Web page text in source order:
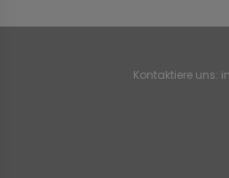
Kontaktiere uns: